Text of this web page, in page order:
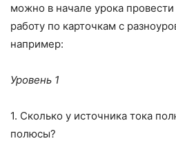
можно в начале уро­ка
работу по карточкам с
например:
Уровень 1
1. Сколько у источника тока
полюсы?